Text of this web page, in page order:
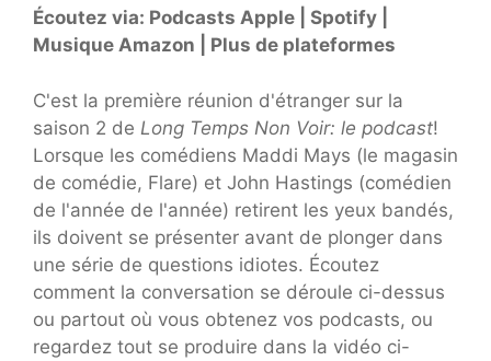
Écoutez via: Podcasts Apple | Spotify |
Musique Amazon | Plus de plateformes
C'est la première réunion d'étranger sur la
saison 2 de Long Temps Non Voir: le podcast!
Lorsque les comédiens Maddi Mays (le magasin
de comédie, Flare) et John Hastings (comédien
de l'année de l'année) retirent les yeux bandés,
ils doivent se présenter avant de plonger dans
une série de questions idiotes. Écoutez
comment la conversation se déroule ci-dessus
ou partout où vous obtenez vos podcasts, ou
regardez tout se produire dans la vidéo ci-